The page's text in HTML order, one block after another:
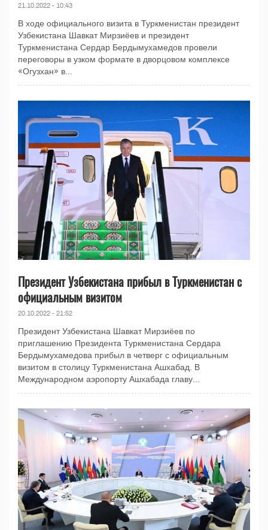
21.10.2022 - 10:43
В ходе официального визита в Туркменистан президент
Узбекистана Шавкат Мирзиёев и президент
Туркменистана Сердар Бердымухамедов провели
переговоры в узком формате в дворцовом комплексе
«Огузхан» в...
Президент Узбекистана прибыл в Туркменистан с
официальным визитом
20.10.2022 - 21:52
Президент Узбекистана Шавкат Мирзиёев по
приглашению Президента Туркменистана Сердара
Бердымухамедова прибыл в четверг с официальным
визитом в столицу Туркменистана Ашхабад. В
Международном аэропорту Ашхабада главу...